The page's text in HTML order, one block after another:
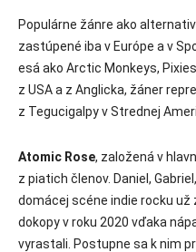
Populárne žánre ako
zastúpené iba v Európe a v
esá ako Arctic Monkeys,
z USA a z Anglicka, žáner
z Tegucigalpy v Strednej
Atomic Rose, založená v
z piatich členov. Daniel,
domácej scéne indie rocku už
dokopy v roku 2020 vďaka
vyrastali. Postupne sa k nim